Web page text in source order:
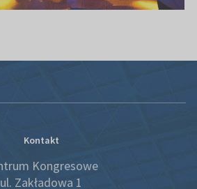
Kontakt
Kongresowe
ul. Zakładowa 1